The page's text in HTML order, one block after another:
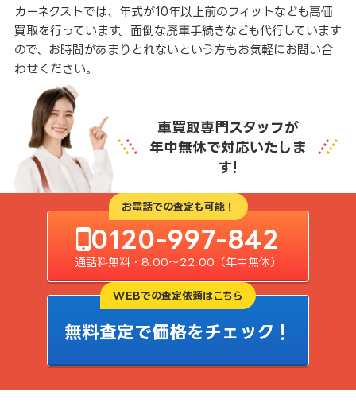
カーネクストでは、年式が10年以上前のフィットなども高価
買取を行っています。面倒な廃車手続きなども代行しています
ので、お時間があまりとれないという方もお気軽にお問い合
わせください。
車買取専門スタッフが
年中無休で対応いたしま
す!
お電話での査定も可能！
0120-997-842
通話料無料・8:00〜22:00（年中無休）
WEBでの査定依頼はこちら
無料査定で価格をチェック！